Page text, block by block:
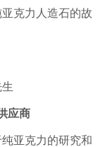
克力人造石的故
应商
亚克力的研究和